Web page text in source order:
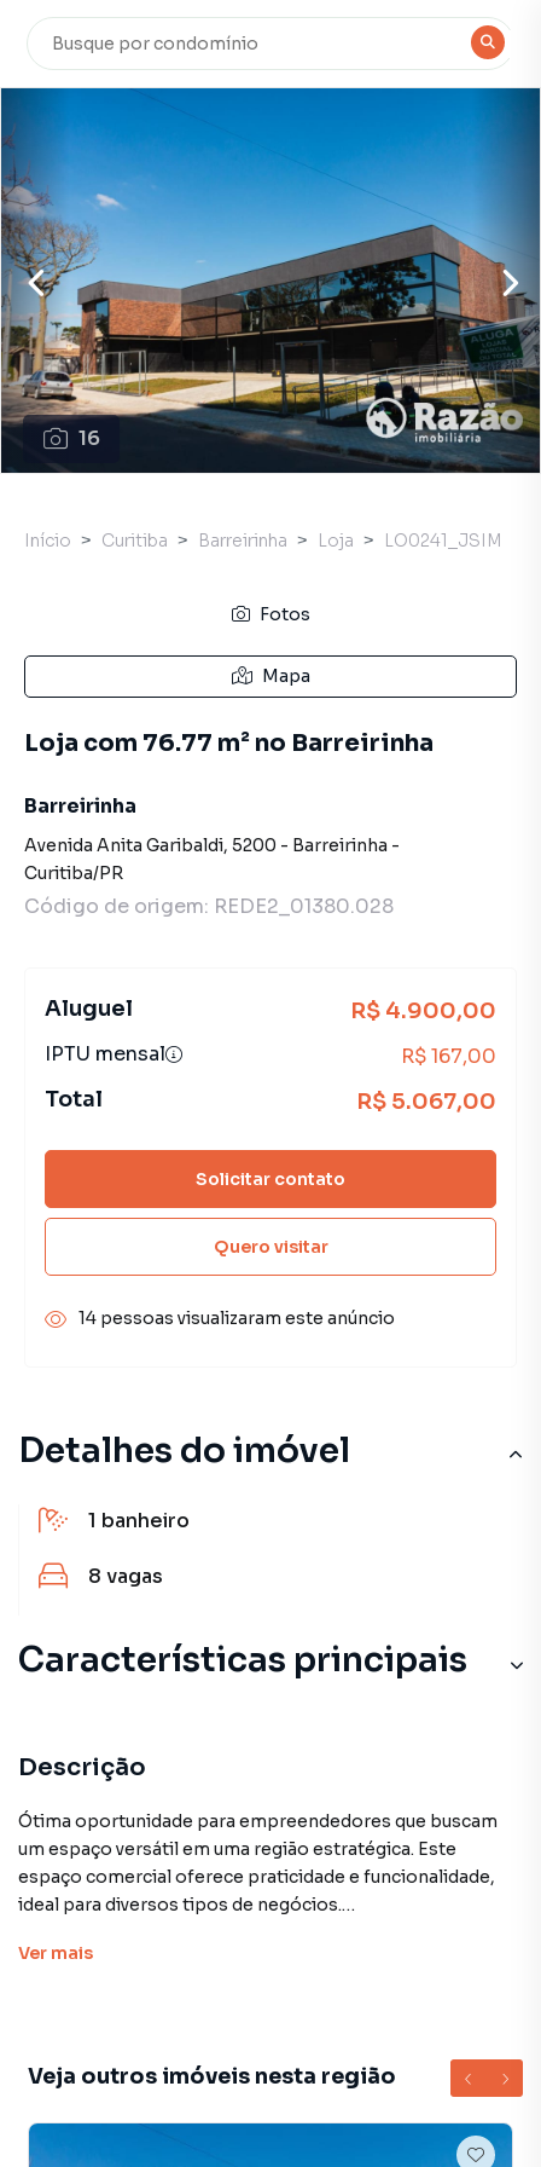
16
Detalhes do imóvel
1 banheiro
8 vagas
Características principais
Descrição
Ótima oportunidade para empreendedores que buscam
um espaço versátil em uma região estratégica. Este
espaço comercial oferece praticidade e funcionalidade,
ideal para diversos tipos de negócios.
Espaço bem distribuído, pronto para adequação conforme
a necessidade do seu negócio.
Ver mais
Veja outros imóveis nesta região
Início Curitiba Barreirinha Loja LO0241_JSIM
Fotos
Mapa
Loja com 76.77 m² no Barreirinha
Barreirinha
Avenida Anita Garibaldi, 5200 - Barreirinha -
Curitiba/PR
Código de origem: REDE2_01380.028
Aluguel R$ 4.900,00
IPTU mensal R$ 167,00
Total R$ 5.067,00
Solicitar contato
Quero visitar
14 pessoas visualizaram este anúncio